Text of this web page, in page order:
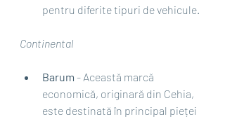
pentru diferite tipuri de vehicule.
Continental
Barum - Această marcă
economică, originară din Cehia,
este destinată în principal pieței